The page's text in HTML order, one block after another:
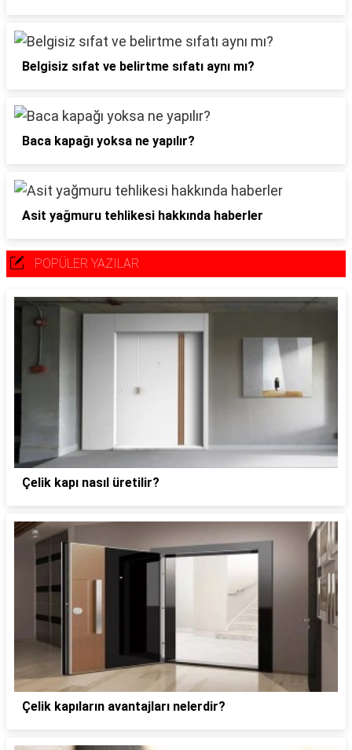
Belgisiz sıfat ve belirtme sıfatı aynı mı?
Baca kapağı yoksa ne yapılır?
Asit yağmuru tehlikesi hakkında haberler
POPÜLER YAZILAR
Çelik kapı nasıl üretilir?
Çelik kapıların avantajları nelerdir?